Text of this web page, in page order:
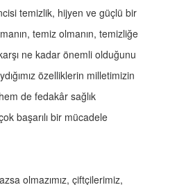
temizlik, hijyen ve güçlü bir
temiz olmanın, temizliğe
ne kadar önemli olduğunu
özelliklerin milletimizin
de fedakâr sağlık
başarılı bir mücadele
olmazımız, çiftçilerimiz,